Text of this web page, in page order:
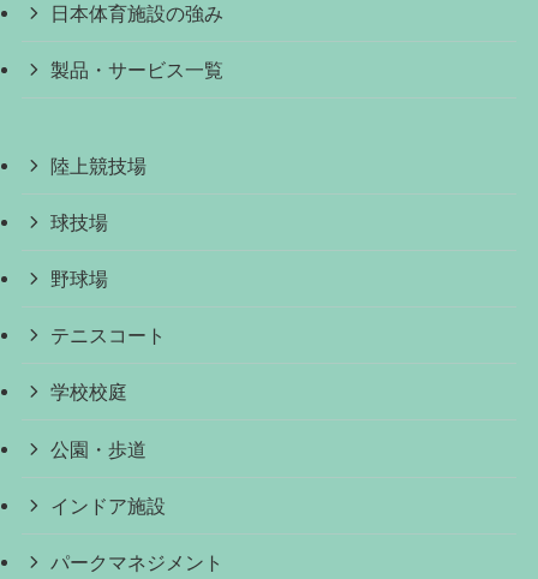
日本体育施設の強み
製品・サービス一覧
陸上競技場
球技場
野球場
テニスコート
学校校庭
公園・歩道
インドア施設
パークマネジメント